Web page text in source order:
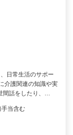
日常生活のサポー
介護関連の知識や実
間話をしたり、…
当含む